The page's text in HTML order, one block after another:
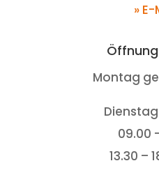
»
Montag
09.00
13.30 –